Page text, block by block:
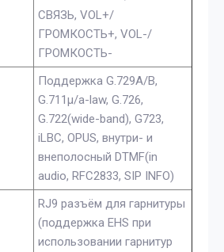
СВЯЗЬ, VOL+/
ГРОМКОСТЬ+, VOL-/
ГРОМКОСТЬ-
Поддержка G.729A/B,
G.711µ/a-law, G.726,
G.722(wide-band), G723,
iLBC, OPUS, внутри- и
внеполосный DTMF(in
audio, RFC2833, SIP INFO)
RJ9 разъём для гарнитуры
(поддержка EHS при
использовании гарнитур